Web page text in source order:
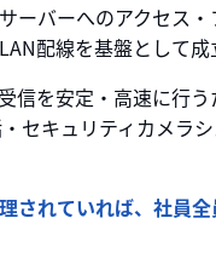
ーバーへのアクセス
配線を基盤として成
信を安定・高速に行
セキュリティカメラ
されていれば、社員